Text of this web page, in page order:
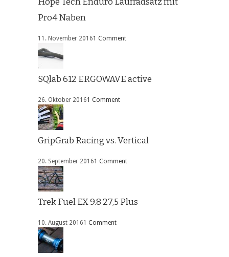
Pro4 Naben
11. November 20161 Comment
SQlab 612 ERGOWAVE active
26. Oktober 20161 Comment
GripGrab Racing vs. Vertical
20. September 20161 Comment
Trek Fuel EX 9.8 27,5 Plus
10. August 20161 Comment